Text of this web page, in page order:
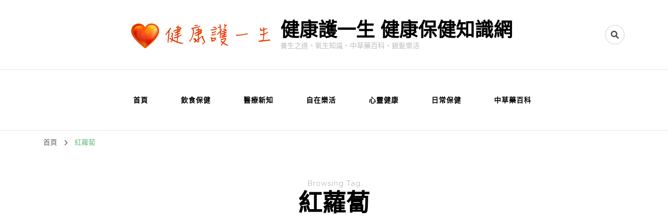
健康護一生 健康保健知識網
養生之道、氧生知識、中草藥百科、銀髮樂活
首頁 飲食保健 醫療新知 自在樂活 心靈健康 日常保健 中草藥百科
首頁 紅蘿蔔
Browsing Tag
紅蘿蔔